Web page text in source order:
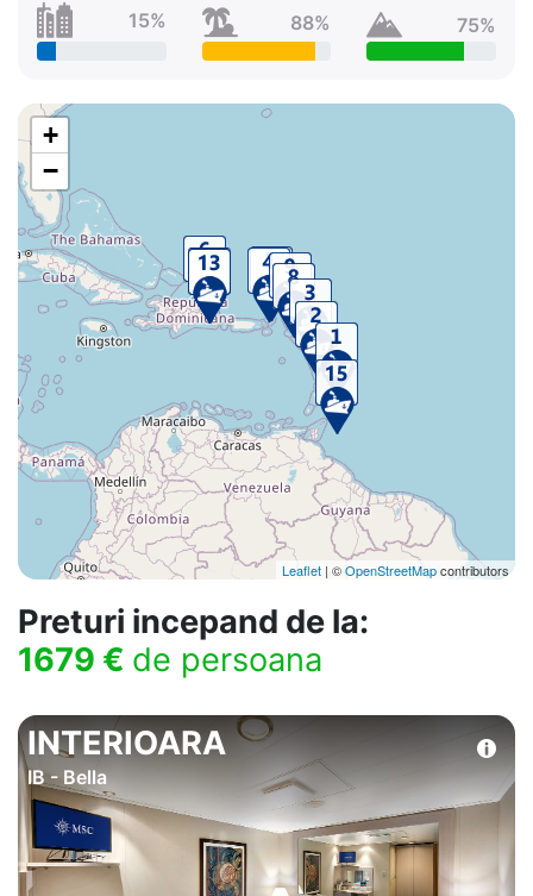
15%
88%
75%
+
−
Leaflet | ©OpenStreetMapcontributors
Preturi incepand de la:
1679 € de persoana
INTERIOARA
IB - Bella